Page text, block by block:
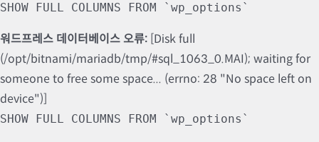
SHOW FULL COLUMNS FROM `wp_options`
워드프레스 데이터베이스 오류: [Disk full
(/opt/bitnami/mariadb/tmp/#sql_1063_0.MAI); waiting for
someone to free some space... (errno: 28 "No space left on
device")]
SHOW FULL COLUMNS FROM `wp_options`